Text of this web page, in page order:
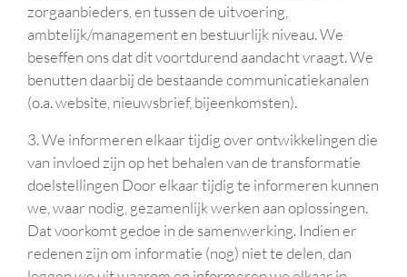
zorgaanbieders, en tussen de uitvoering,
ambtelijk/management en bestuurlijk niveau. We
beseffen ons dat dit voortdurend aandacht vraagt. We
benutten daarbij de bestaande communicatiekanalen
(o.a. website, nieuwsbrief, bijeenkomsten).
3. We informeren elkaar tijdig over ontwikkelingen die
van invloed zijn op het behalen van de transformatie
doelstellingen Door elkaar tijdig te informeren kunnen
we, waar nodig, gezamenlijk werken aan oplossingen.
Dat voorkomt gedoe in de samenwerking. Indien er
redenen zijn om informatie (nog) niet te delen, dan